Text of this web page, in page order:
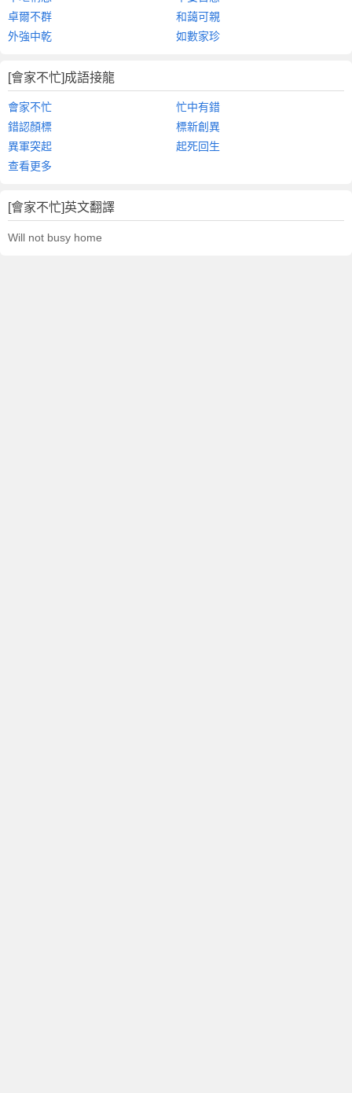
卓爾不群
和藹可親
外強中乾
如數家珍
[會家不忙]成語接龍
會家不忙
忙中有錯
錯認顏標
標新創異
異軍突起
起死回生
查看更多
[會家不忙]英文翻譯
Will not busy home